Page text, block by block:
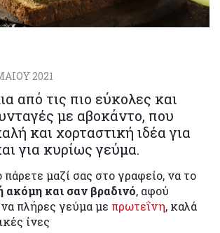
2021
από τις πιο εύκολες και
με αβοκάντο, που
και χορταστική ιδέα για
για κυρίως γεύμα.
μαζί σας στο γραφείο, να το
ακόμη και σαν βραδινό, αφού
πλήρες γεύμα με πρωτεΐνη, καλά
ίνες